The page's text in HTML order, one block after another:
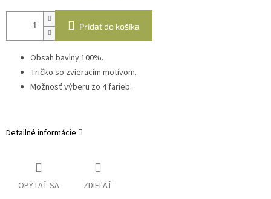
Pridať do košíka
Obsah bavlny 100%.
Tričko so zvieracím motívom.
Možnosť výberu zo 4 farieb.
Detailné informácie
OPÝTAŤ SA ZDIEĽAŤ